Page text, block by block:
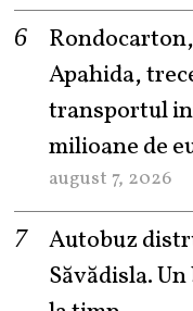
Apahida,
transportul
milioane de
august 7, 2026
Autobuz
Săvădisla.